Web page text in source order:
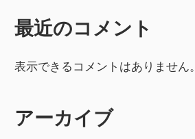
最近のコメント
表示できるコメントはありません。
アーカイブ